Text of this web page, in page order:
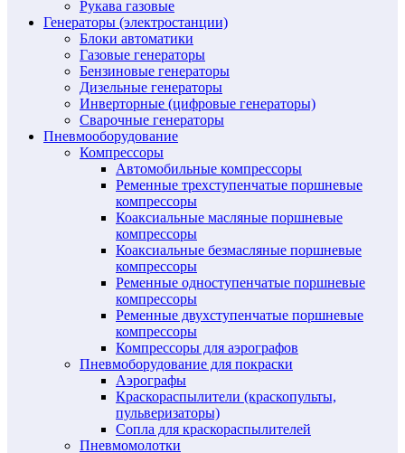
Рукава газовые
Генераторы (электростанции)
Блоки автоматики
Газовые генераторы
Бензиновые генераторы
Дизельные генераторы
Инверторные (цифровые генераторы)
Сварочные генераторы
Пневмооборудование
Компрессоры
Автомобильные компрессоры
Ременные трехступенчатые поршневые
компрессоры
Коаксиальные масляные поршневые
компрессоры
Коаксиальные безмасляные поршневые
компрессоры
Ременные одноступенчатые поршневые
компрессоры
Ременные двухступенчатые поршневые
компрессоры
Компрессоры для аэрографов
Пневмоборудование для покраски
Аэрографы
Краскораспылители (краскопульты,
пульверизаторы)
Сопла для краскораспылителей
Пневмомолотки